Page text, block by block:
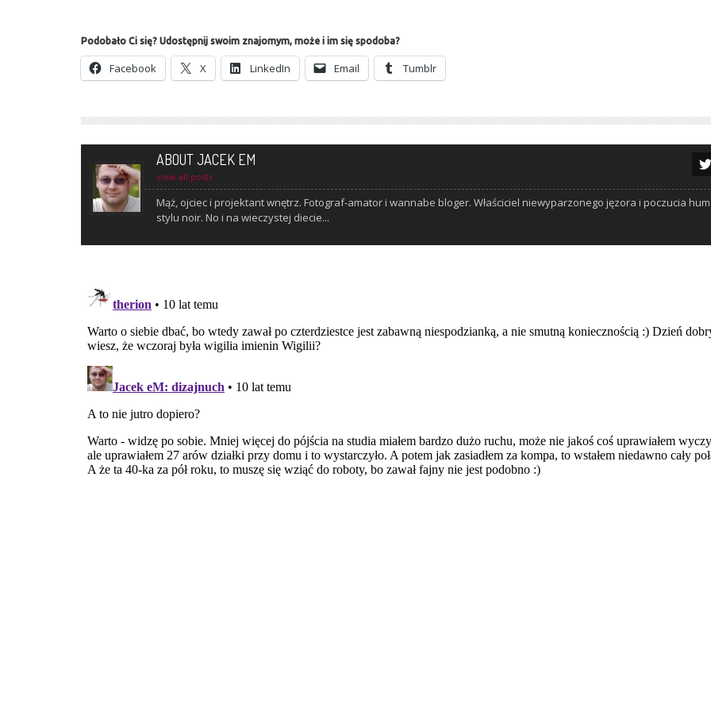
Podobało Ci się? Udostępnij swoim znajomym, może i im się spodoba?
Face­bo­ok X Lin­ke­dIn Ema­il Tum­blr
ABOUT JACEK EM
view all posts
Mąż, ojciec i projektant wnętrz. Fotograf-amator i wannabe bloger. Właściciel niewyparzonego jęzora i poczucia
stylu noir. No i na wieczystej diecie...